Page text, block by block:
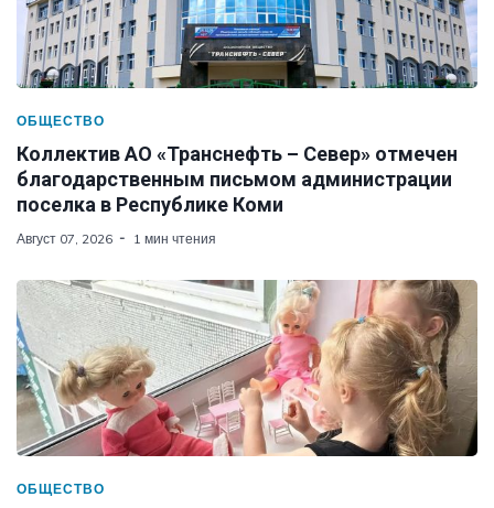
ОБЩЕСТВО
Коллектив АО «Транснефть – Север» отмечен
благодарственным письмом администрации
поселка в Республике Коми
Август 07, 2026 1 мин чтения
ОБЩЕСТВО